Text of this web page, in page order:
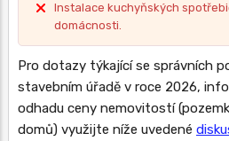
Instalace kuchyňských
domácnosti.
Pro dotazy týkající se správních
stavebním úřadě v roce 2026,
odhadu ceny nemovitostí
domů) využijte níže uvedené